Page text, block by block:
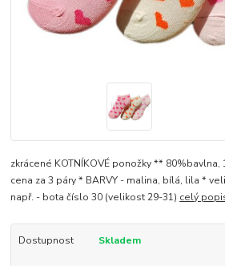
zkrácené KOTNÍKOVÉ ponožky **
cena za 3 páry * BARVY - malina, bílá, lila *
např. - bota číslo 30 (velikost 29-31) celý
Dostupnost Skladem